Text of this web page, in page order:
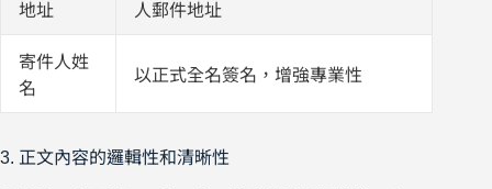
地址
人郵件地址
寄件人姓
名
以正式全名簽名，增強專業性
3. 正文內容的邏輯性和清晰性